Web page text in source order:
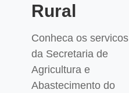
Rural
Conheca os servicos
da Secretaria de
Agricultura e
Abastecimento do